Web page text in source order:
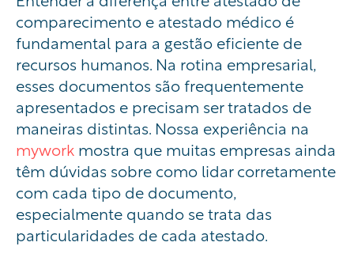
comparecimento e atestado médico é
fundamental para a gestão eficiente de
recursos humanos. Na rotina empresarial,
esses documentos são frequentemente
apresentados e precisam ser tratados de
maneiras distintas. Nossa experiência na
mywork mostra que muitas empresas ainda
têm dúvidas sobre como lidar corretamente
com cada tipo de documento,
especialmente quando se trata das
particularidades de cada atestado.